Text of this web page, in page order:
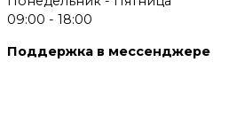
09:00 - 18:00
Поддержка в мессенджере